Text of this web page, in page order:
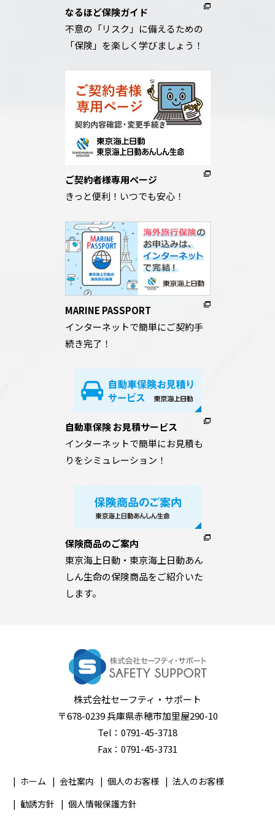
なるほど保険ガイド
不意の「リスク」に備えるための
「保険」を楽しく学びましょう！
ご契約者様専用ページ
きっと便利！いつでも安心！
MARINE PASSPORT
インターネットで簡単にご契約手
続き完了！
自動車保険 お見積サービス
インターネットで簡単にお見積も
りをシミュレーション！
保険商品のご案内
東京海上日動・東京海上日動あん
しん生命の保険商品をご紹介いた
します。
株式会社セーフティ・サポート
〒678-0239 兵庫県赤穂市加里屋290-10
Tel：0791-45-3718
Fax：0791-45-3731
ホーム 会社案内 個人のお客様
法人のお客様
勧誘方針
個人情報保護方針